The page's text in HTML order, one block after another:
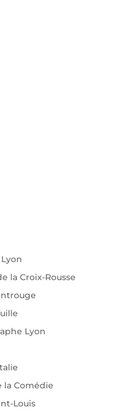
la Croix-Rousse
Lyon
la Comédie
Louis